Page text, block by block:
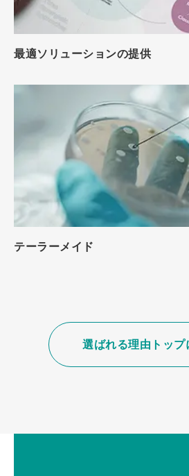
最適ソリューションの提供
テーラーメイド
選ばれる理由トップ